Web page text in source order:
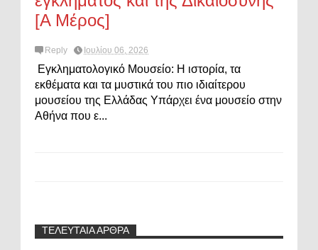
[Α Μέρος]
Reply Ιουλίου 06, 2026
Εγκληματολογικό Μουσείο: Η ιστορία, τα
εκθέματα και τα μυστικά του πιο ιδιαίτερου
μουσείου της Ελλάδας Υπάρχει ένα μουσείο στην
Αθήνα που ε...
ΤΕΛΕΥΤΑΙΑ ΑΡΘΡΑ